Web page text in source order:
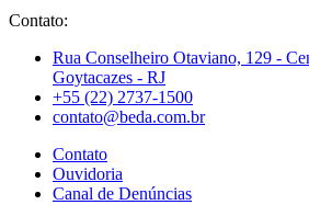
Contato:
Rua Conselheiro Otaviano, 129 -
Goytacazes - RJ
+55 (22) 2737-1500
contato@beda.com.br
Contato
Ouvidoria
Canal de Denúncias